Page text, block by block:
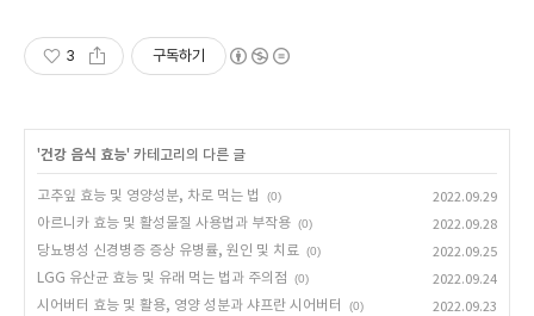
3 구독하기
'건강 음식 효능' 카테고리의 다른 글
고추잎 효능 및 영양성분, 차로 먹는 법 (0)
2022.09.29
아르니카 효능 및 활성물질 사용법과 부작용 (0)
2022.09.28
당뇨병성 신경병증 증상 유병률, 원인 및 치료 (0)
2022.09.25
LGG 유산균 효능 및 유래 먹는 법과 주의점
(0)
2022.09.24
시어버터 효능 및 활용, 영양 성분과 샤프란 시어버터
(0) 2022.09.23